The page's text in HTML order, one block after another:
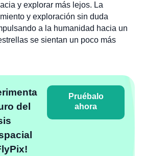
y explorar más lejos. La
y exploración sin duda
a la humanidad hacia un
se sientan un poco más
del
Pruébalo
ahora